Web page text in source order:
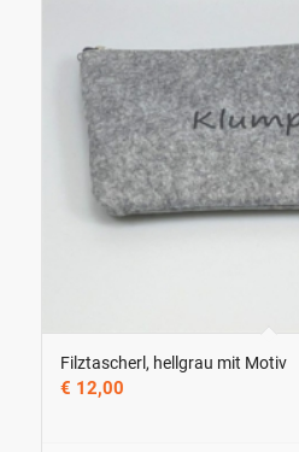
Filztascherl, hellgrau mit Motiv
€ 12,00